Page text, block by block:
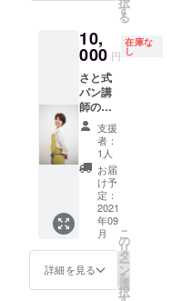
除く）
https://i
nstagra
m.com/
satoshi
ki.pan.g
oen/
支援
ず備考
欄にご
希望の
お名前
をご記
入くだ
さい。
師はも
ん、さ
と式パ
ン代表
の柴田
里子先
生が行
いま
す。 遠
方の方
はオン
ライン
での
レッス
ンも可
能で
す。
レッス
す
る
10,
000 円
在庫な
し
さと式
パン講
師の
『清乃
先生』
がお届
けす
る、大
人気の
生食パ
ン2本
セット
(合計4
斤)を、
冷蔵便
にてお
支援
者：
1人
お届
け予
定：
2021
年09
月
詳細を見る
こ
の
リ
タ
ー
ン
を
選
択